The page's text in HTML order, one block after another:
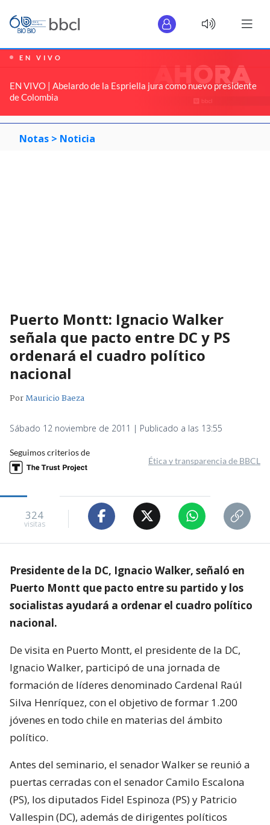
EN VIVO
EN VIVO | Abelardo de la Espriella jura como nuevo presidente
de Colombia
Notas > Noticia
Puerto Montt: Ignacio Walker
señala que pacto entre DC y PS
ordenará el cuadro político
nacional
PorMauricio Baeza
Sábado 12 noviembre de 2011 | Publicado a las 13:55
Seguimos criterios de
Ética y transparencia de BBCL
324
visitas
Presidente de la DC, Ignacio Walker, señaló en
Puerto Montt que pacto entre su partido y los
socialistas ayudará a ordenar el cuadro político
nacional.
De visita en Puerto Montt, el presidente de la DC,
Ignacio Walker, participó de una jornada de
formación de líderes denominado Cardenal Raúl
Silva Henríquez, con el objetivo de formar 1.200
jóvenes en todo chile en materias del ámbito
político.
Antes del seminario, el senador Walker se reunió a
puertas cerradas con el senador Camilo Escalona
(PS), los diputados Fidel Espinoza (PS) y Patricio
Vallespin (DC), además de dirigentes políticos